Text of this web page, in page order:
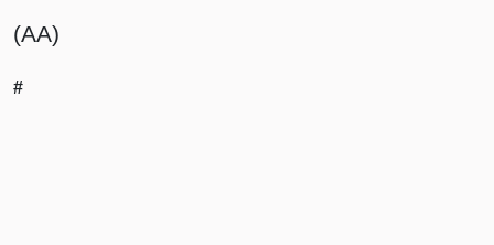
(AA)
#